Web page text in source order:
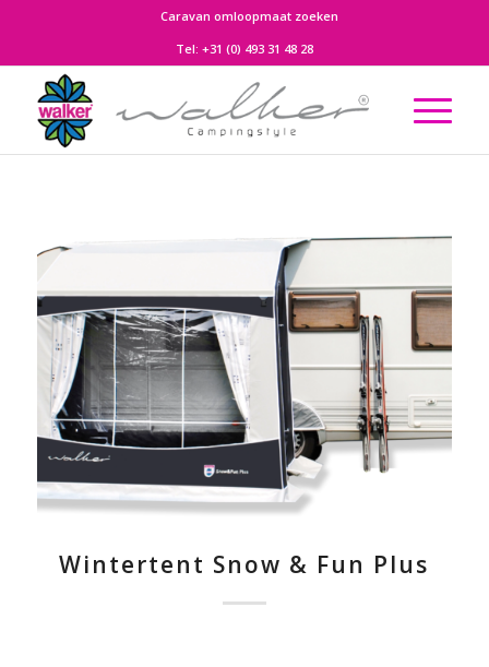
Caravan omloopmaat zoeken
Tel: +31 (0) 493 31 48 28
Wintertent Snow & Fun Plus